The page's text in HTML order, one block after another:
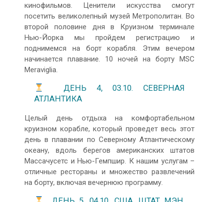
кинофильмов. Ценители искусства смогут
посетить великолепный музей Метрополитан. Во
второй половине дня в Круизном терминале
Нью-Йорка мы пройдем регистрацию и
поднимемся на борт корабля. Этим вечером
начинается плавание. 10 ночей на борту MSC
Meraviglia.
ДЕНЬ 4, 03.10. СЕВЕРНАЯ
АТЛАНТИКА
Целый день отдыха на комфортабельном
круизном корабле, который проведет весь этот
день в плавании по Северному Атлантическому
океану, вдоль берегов американских штатов
Массачусетс и Нью-Гемпшир. К нашим услугам –
отличные рестораны и множество развлечений
на борту, включая вечернюю программу.